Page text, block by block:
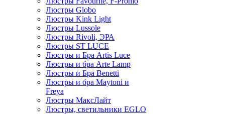
Люстры Globo
Люстры Kink Light
Люстры Lussole
Люстры Rivoli, ЭРА
Люстры ST LUCE
Люстры и Бра Artis Luce
Люстры и бра Arte Lamp
Люстры и Бра Benetti
Люстры и бра Maytoni и
Freya
Люстры МаксЛайт
Люстры, светильники EGLO